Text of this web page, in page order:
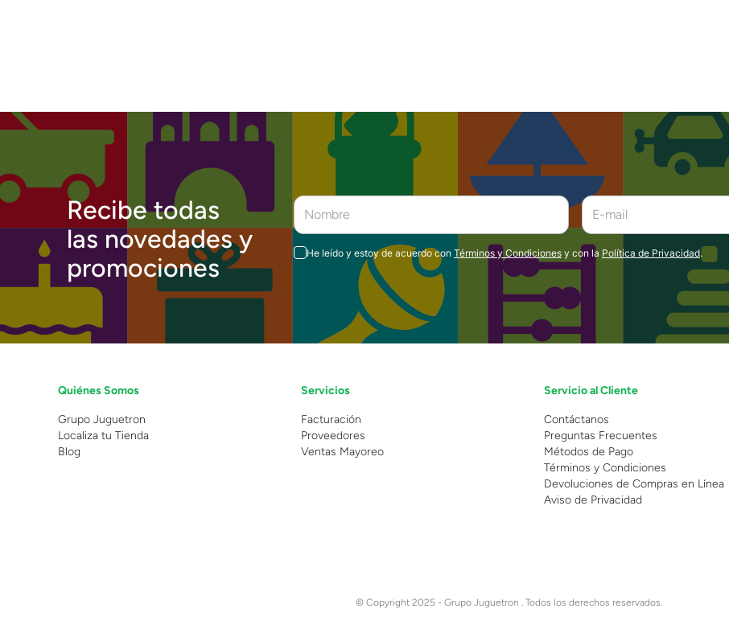
Recibe todas
las novedades y
promociones
He leído y estoy de acuerdo con Términos y Condiciones y con la Política de Privacidad.
Quiénes Somos
Grupo Juguetron
Localiza tu Tienda
Blog
Servicios
Facturación
Proveedores
Ventas Mayoreo
Servicio al Cliente
Contáctanos
Preguntas Frecuentes
Métodos de Pago
Términos y Condiciones
Devoluciones de Compras en Línea
Aviso de Privacidad
© Copyright 2025 - Grupo Juguetron . Todos los derechos reservados.